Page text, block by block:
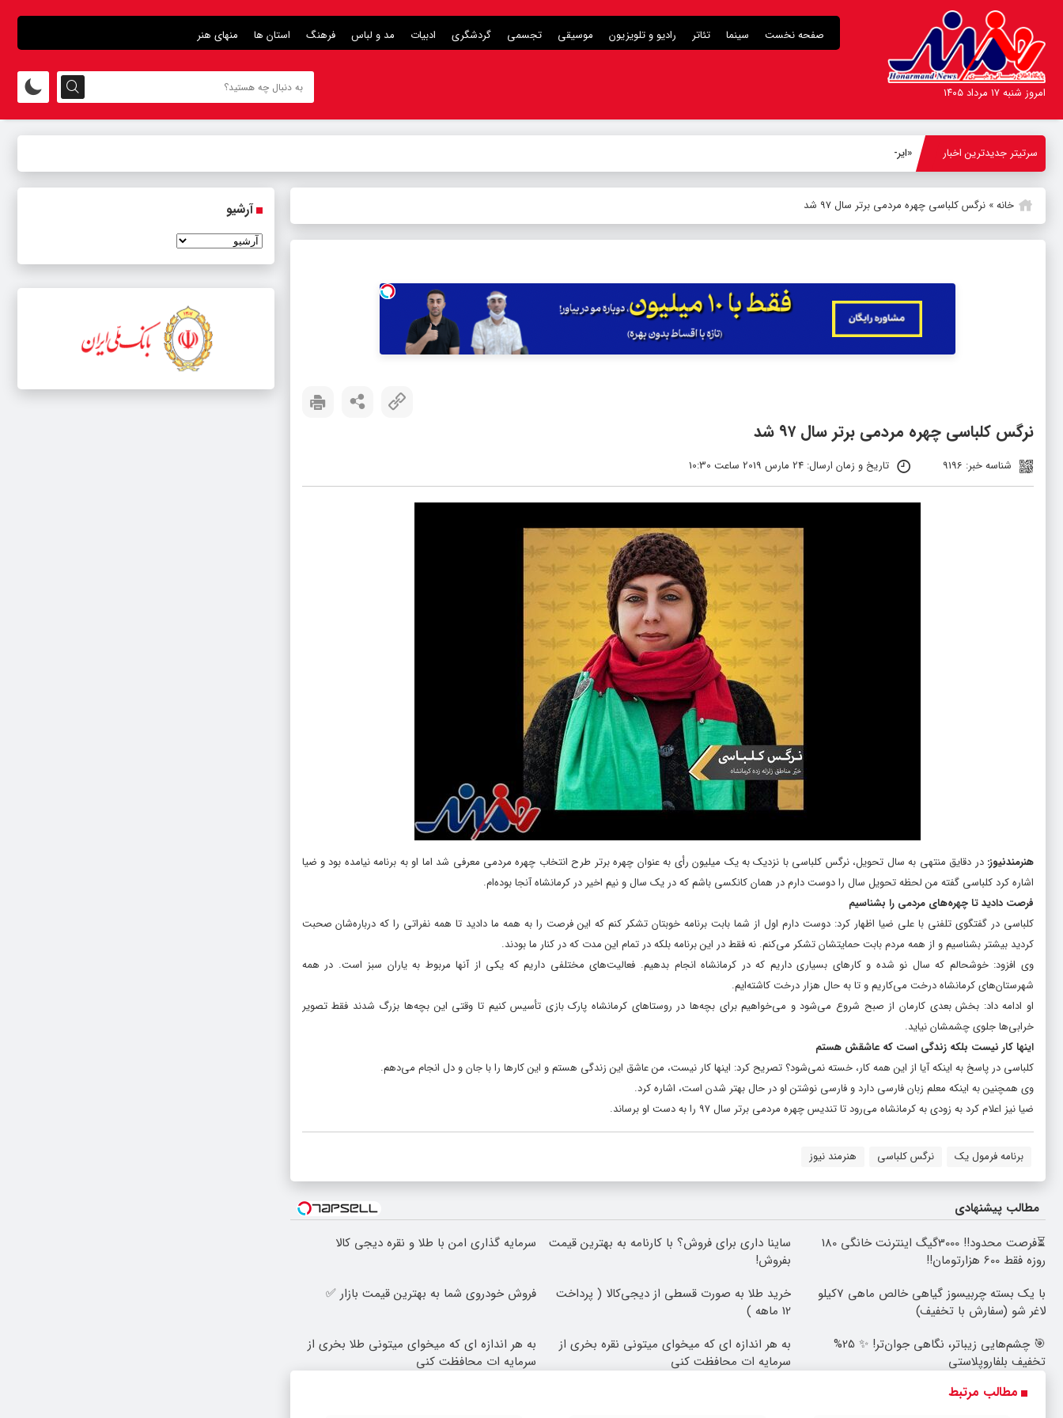
صفحه نخست سینما تئاتر رادیو و تلویزیون موسیقی تجسمی گردشگری ادبیات مد و لباس فرهنگ استان ها منهای هنر
امروز شنبه ۱۷ مرداد ۱۴۰۵
سرتیتر جدیدترین اخبار «ایرج» دوباره در ب
خانه» نرگس کلباسی چهره مردمی برتر سال ۹۷ شد
نرگس کلباسی چهره مردمی برتر سال ۹۷ شد
شناسه خبر: 9196 تاریخ و زمان ارسال: 24 مارس 2019 ساعت 10:30
هنرمندنیوز: در دقایق منتهی به سال تحویل، نرگس کلباسی با نزدیک به یک میلیون رأی به عنوان چهره برتر طرح انتخاب چهره مردمی معرفی شد اما او به برنامه نیامده بود و ضیا
اشاره کرد کلباسی گفته من لحظه تحویل سال را دوست دارم در همان کانکسی باشم که در یک سال و نیم اخیر در کرمانشاه آنجا بوده‌ام.
فرصت دادید تا چهره‌های مردمی را بشناسیم
کلباسی در گفتگوی تلفنی با علی ضیا اظهار کرد: دوست دارم اول از شما بابت برنامه خوبتان تشکر کنم که این فرصت را به همه ما دادید تا همه نفراتی را که درباره‌شان صحبت
کردید بیشتر بشناسیم و از همه مردم بابت حمایتشان تشکر می‌کنم. نه فقط در این برنامه بلکه در تمام این مدت که در کنار ما بودند.
وی افزود: خوشحالم که سال نو شده و کارهای بسیاری داریم که در کرمانشاه انجام بدهیم. فعالیت‌های مختلفی داریم که یکی از آنها مربوط به یاران سبز است. در همه
شهرستان‌های کرمانشاه درخت می‌کاریم و تا به حال هزار درخت کاشته‌ایم.
او ادامه داد: بخش بعدی کارمان از صبح شروع می‌شود و می‌خواهیم برای بچه‌ها در روستاهای کرمانشاه پارک بازی تأسیس کنیم تا وقتی این بچه‌ها بزرگ شدند فقط تصویر
خرابی‌ها جلوی چشمشان نیاید.
اینها کار نیست بلکه زندگی است که عاشقش هستم
کلباسی در پاسخ به اینکه آیا از این همه کار، خسته نمی‌شود؟ تصریح کرد: اینها کار نیست، من عاشق این زندگی هستم و این کارها را با جان و دل انجام می‌دهم.
وی همچنین به اینکه معلم زبان فارسی دارد و فارسی نوشتن او در حال بهتر شدن است، اشاره کرد.
ضیا نیز اعلام کرد به زودی به کرمانشاه می‌رود تا تندیس چهره مردمی برتر سال ۹۷ را به دست او برساند.
برنامه فرمول یک نرگس کلباسی هنرمند نیوز
مطالب پیشنهادی
⏳فرصت محدود!! 3000گیگ اینترنت خانگی 180
روزه فقط 600 هزارتومان!!
ساینا داری برای فروش؟ با کارنامه به بهترین قیمت
بفروش!
سرمایه گذاری امن با طلا و نقره دیجی کالا
با یک بسته چربیسوز گیاهی خالص ماهی 7کیلو
لاغر شو (سفارش با تخفیف)
خرید طلا به صورت قسطی از دیجی‌کالا ( پرداخت
12 ماهه )
فروش خودروی شما به بهترین قیمت بازار ✅
🎯 چشم‌هایی زیباتر، نگاهی جوان‌تر! ✨ 25%
تخفیف بلفاروپلاستی
به هر اندازه ای که میخوای میتونی نقره بخری از
سرمایه ات محافظت کنی
به هر اندازه ای که میخوای میتونی طلا بخری از
سرمایه ات محافظت کنی
مطالب مرتبط
آرشیو